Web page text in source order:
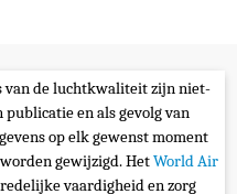
van de luchtkwaliteit zijn niet-
en als gevolg van
op elk gewenst moment
gewijzigd. HetWorld Air
vaardigheid en zorg